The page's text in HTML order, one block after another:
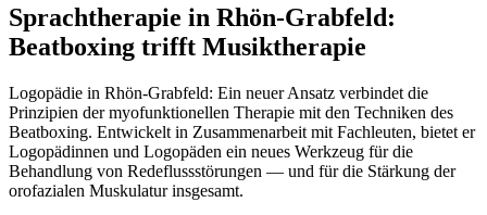
Sprachtherapie in Rhön-Grabfeld:
Beatboxing trifft Musiktherapie
Logopädie in Rhön-Grabfeld: Ein neuer Ansatz verbindet die
Prinzipien der myofunktionellen Therapie mit den Techniken des
Beatboxing. Entwickelt in Zusammenarbeit mit Fachleuten, bietet er
Logopädinnen und Logopäden ein neues Werkzeug für die
Behandlung von Redeflussstörungen — und für die Stärkung der
orofazialen Muskulatur insgesamt.